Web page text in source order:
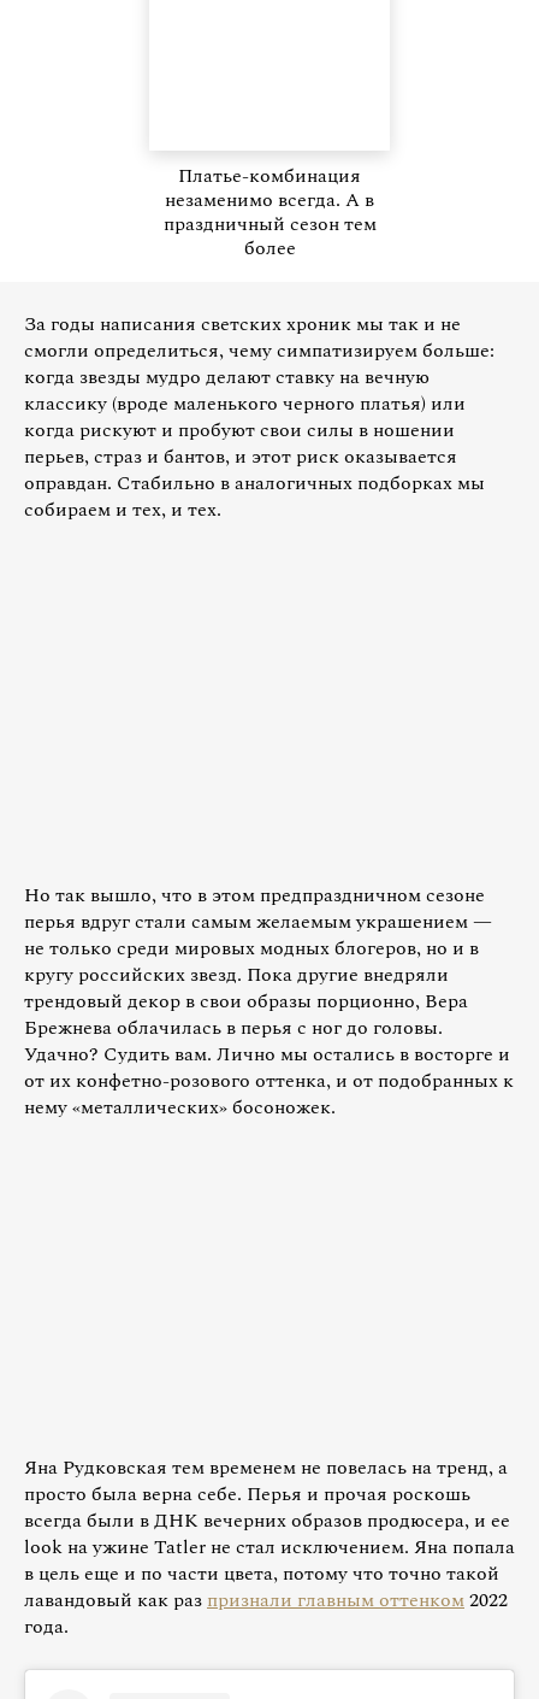
Платье-комбинация
незаменимо всегда. А в
праздничный сезон тем
более
За годы написания светских хроник мы так и не
смогли определиться, чему симпатизируем больше:
когда звезды мудро делают ставку на вечную
классику (вроде маленького черного платья) или
когда рискуют и пробуют свои силы в ношении
перьев, страз и бантов, и этот риск оказывается
оправдан. Стабильно в аналогичных подборках мы
собираем и тех, и тех.
Но так вышло, что в этом предпраздничном сезоне
перья вдруг стали самым желаемым украшением —
не только среди мировых модных блогеров, но и в
кругу российских звезд. Пока другие внедряли
трендовый декор в свои образы порционно, Вера
Брежнева облачилась в перья с ног до головы.
Удачно? Судить вам. Лично мы остались в восторге и
от их конфетно-розового оттенка, и от подобранных к
нему «металлических» босоножек.
Яна Рудковская тем временем не повелась на тренд, а
просто была верна себе. Перья и прочая роскошь
всегда были в ДНК вечерних образов продюсера, и ее
look на ужине Tatler не стал исключением. Яна попала
в цель еще и по части цвета, потому что точно такой
лавандовый как разпризнали главным оттенком2022
года.